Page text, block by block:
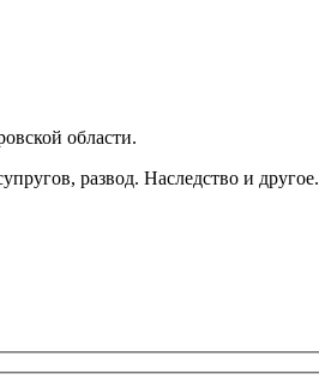
области.
развод. Наследство и другое.